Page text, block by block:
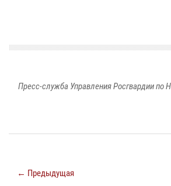
Пресс-служба Управления Росгвардии по
← Предыдущая